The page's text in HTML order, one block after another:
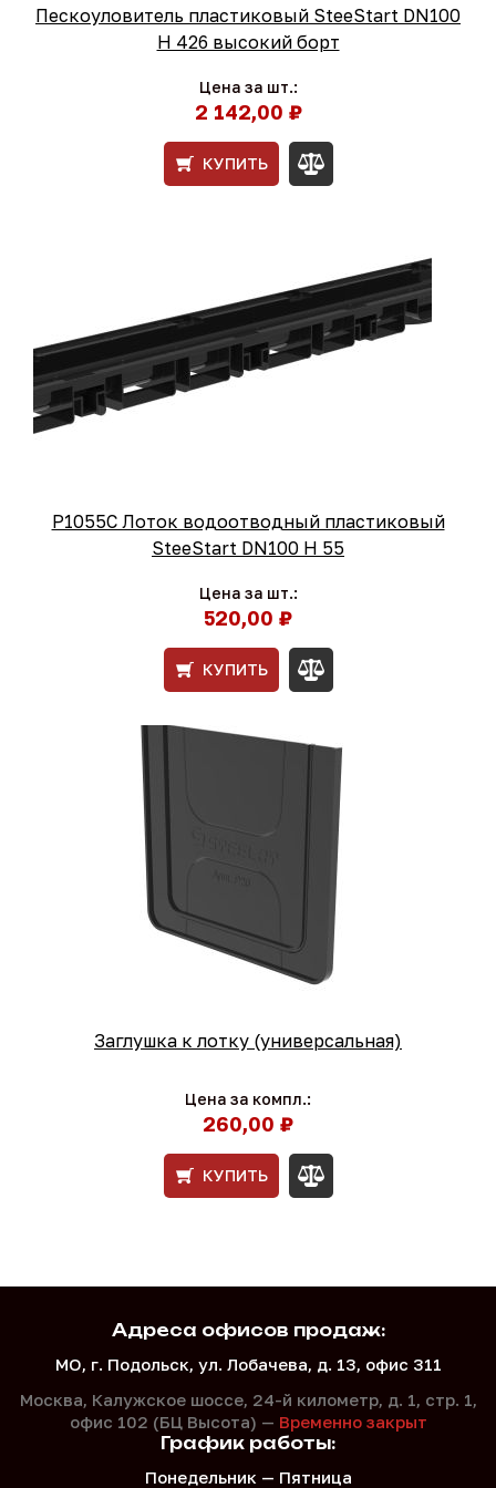
Пескоуловитель пластиковый SteeStart DN100
H 426 высокий борт
Цена за шт.:
2 142,00 ₽
КУПИТЬ
Р1055С Лоток водоотводный пластиковый
SteeStart DN100 H 55
Цена за шт.:
520,00 ₽
КУПИТЬ
Заглушка к лотку (универсальная)
Цена за компл.:
260,00 ₽
КУПИТЬ
Адреса офисов продаж:
МО, г. Подольск, ул. Лобачева, д. 13, офис 311
Москва, Калужское шоссе, 24-й километр, д. 1,
стр. 1,
офис 102 (БЦ Высота) — Временно закрыт
График работы:
Понедельник — Пятница